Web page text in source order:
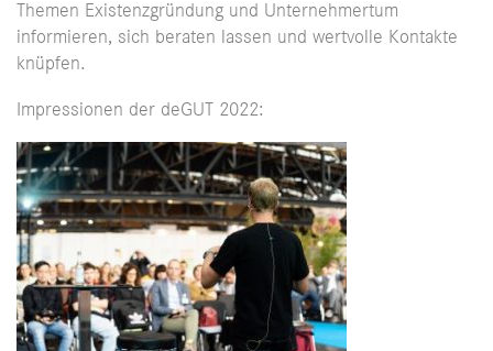
Themen Existenzgründung und Unternehmertum
informieren, sich beraten lassen und wertvolle Kontakte
knüpfen.
Impressionen der deGUT 2022: